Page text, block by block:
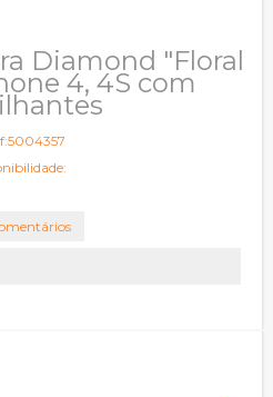
Diamond "Floral
4, 4S com